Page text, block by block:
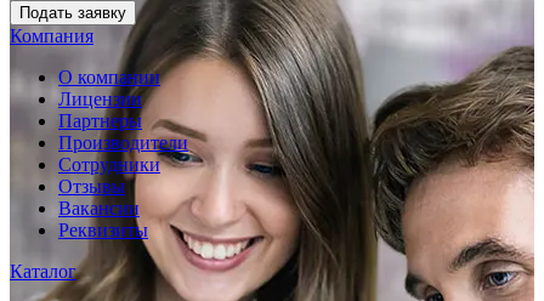
Подать заявку
Компания
О компании
Лицензии
Партнеры
Производители
Сотрудники
Отзывы
Вакансии
Реквизиты
Каталог